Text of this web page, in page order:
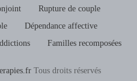
Rupture de couple
Dépendance affective
Familles recomposées
Tous droits réservés